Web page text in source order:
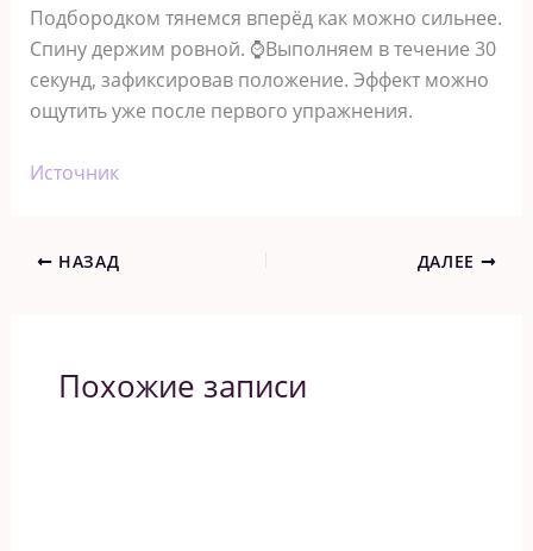
Подбородком тянемся вперёд как можно сильнее.
Спину держим ровной. ⌚Выполняем в течение 30
секунд, зафиксировав положение. Эффект можно
ощутить уже после первого упражнения.
Источник
НАЗАД ДАЛЕЕ
Похожие записи